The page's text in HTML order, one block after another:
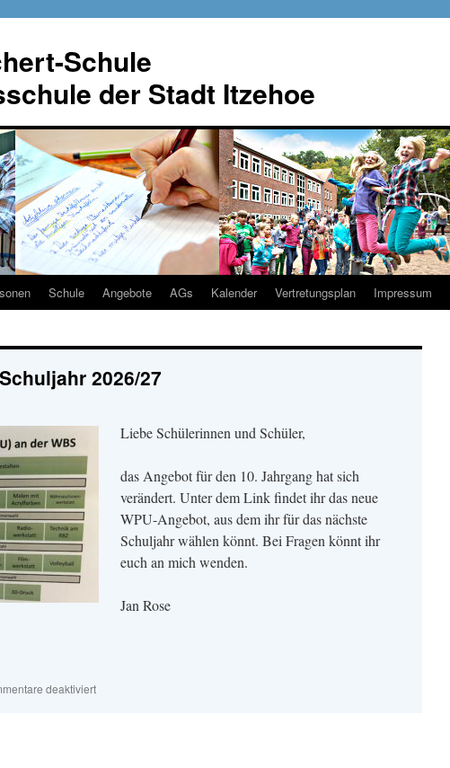
Schule
der Stadt Itzehoe
Schule Angebote AGs Kalender Vertretungsplan Impressum
2026/27
Liebe Schülerinnen und Schüler,
das Angebot für den 10. Jahrgang hat sich
verändert. Unter dem Link findet ihr das neue
WPU-Angebot, aus dem ihr für das nächste
Schuljahr wählen könnt. Bei Fragen könnt ihr
euch an mich wenden.
Jan Rose
deaktiviertfür